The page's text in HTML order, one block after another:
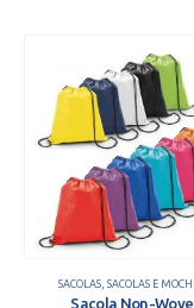
SACOLAS, SACOLAS E
Sacola Non-